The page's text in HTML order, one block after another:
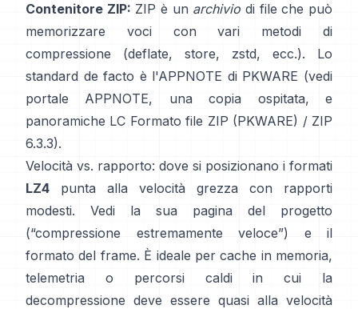
Contenitore ZIP: ZIP è un archivio di file che può
memorizzare voci con vari metodi di
compressione (deflate, store, zstd, ecc.). Lo
standard de facto è l'APPNOTE di PKWARE (vedi
portale APPNOTE, una copia ospitata, e
panoramiche LC Formato file ZIP (PKWARE) / ZIP
6.3.3).
Velocità vs. rapporto: dove si posizionano i formati
LZ4 punta alla velocità grezza con rapporti
modesti. Vedi la sua
pagina del progetto
(“compressione estremamente veloce”) e il
formato del frame. È ideale per cache in memoria,
telemetria o percorsi caldi in cui la
decompressione deve essere quasi alla velocità